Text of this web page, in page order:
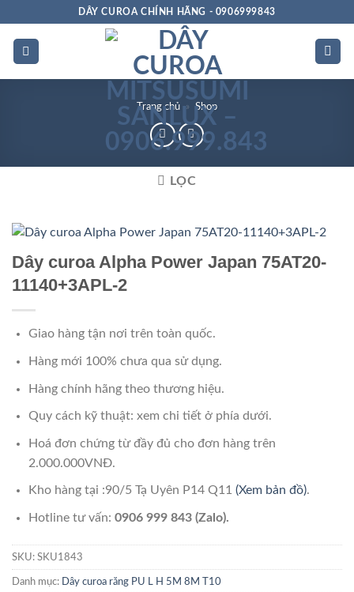
dung
DÂY CUROA CHÍNH HÃNG - 0906999843
Trang chủ » Shop
LỌC
Dây curoa Alpha Power Japan 75AT20-
11140+3APL-2
Giao hàng tận nơi trên toàn quốc.
Hàng mới 100% chưa qua sử dụng.
Hàng chính hãng theo thương hiệu.
Quy cách kỹ thuật: xem chi tiết ở phía dưới.
Hoá đơn chứng từ đầy đủ cho đơn hàng trên
2.000.000VNĐ.
Kho hàng tại :90/5 Tạ Uyên P14 Q11 (Xem bản đồ).
Hotline tư vấn: 0906 999 843 (Zalo).
SKU: SKU1843
Danh mục: Dây curoa răng PU L H 5M 8M T10